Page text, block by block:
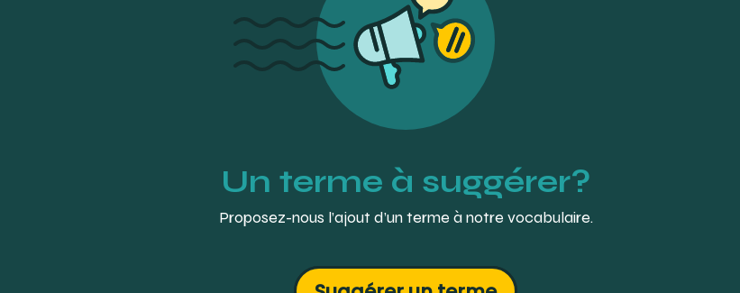
Un terme à suggérer?
Proposez-nous l’ajout d’un terme à notre vocabulaire.